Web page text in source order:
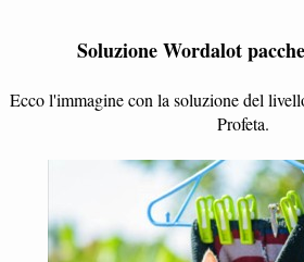
Soluzione Wordalot
Ecco l'immagine con la soluzione del
Profeta.